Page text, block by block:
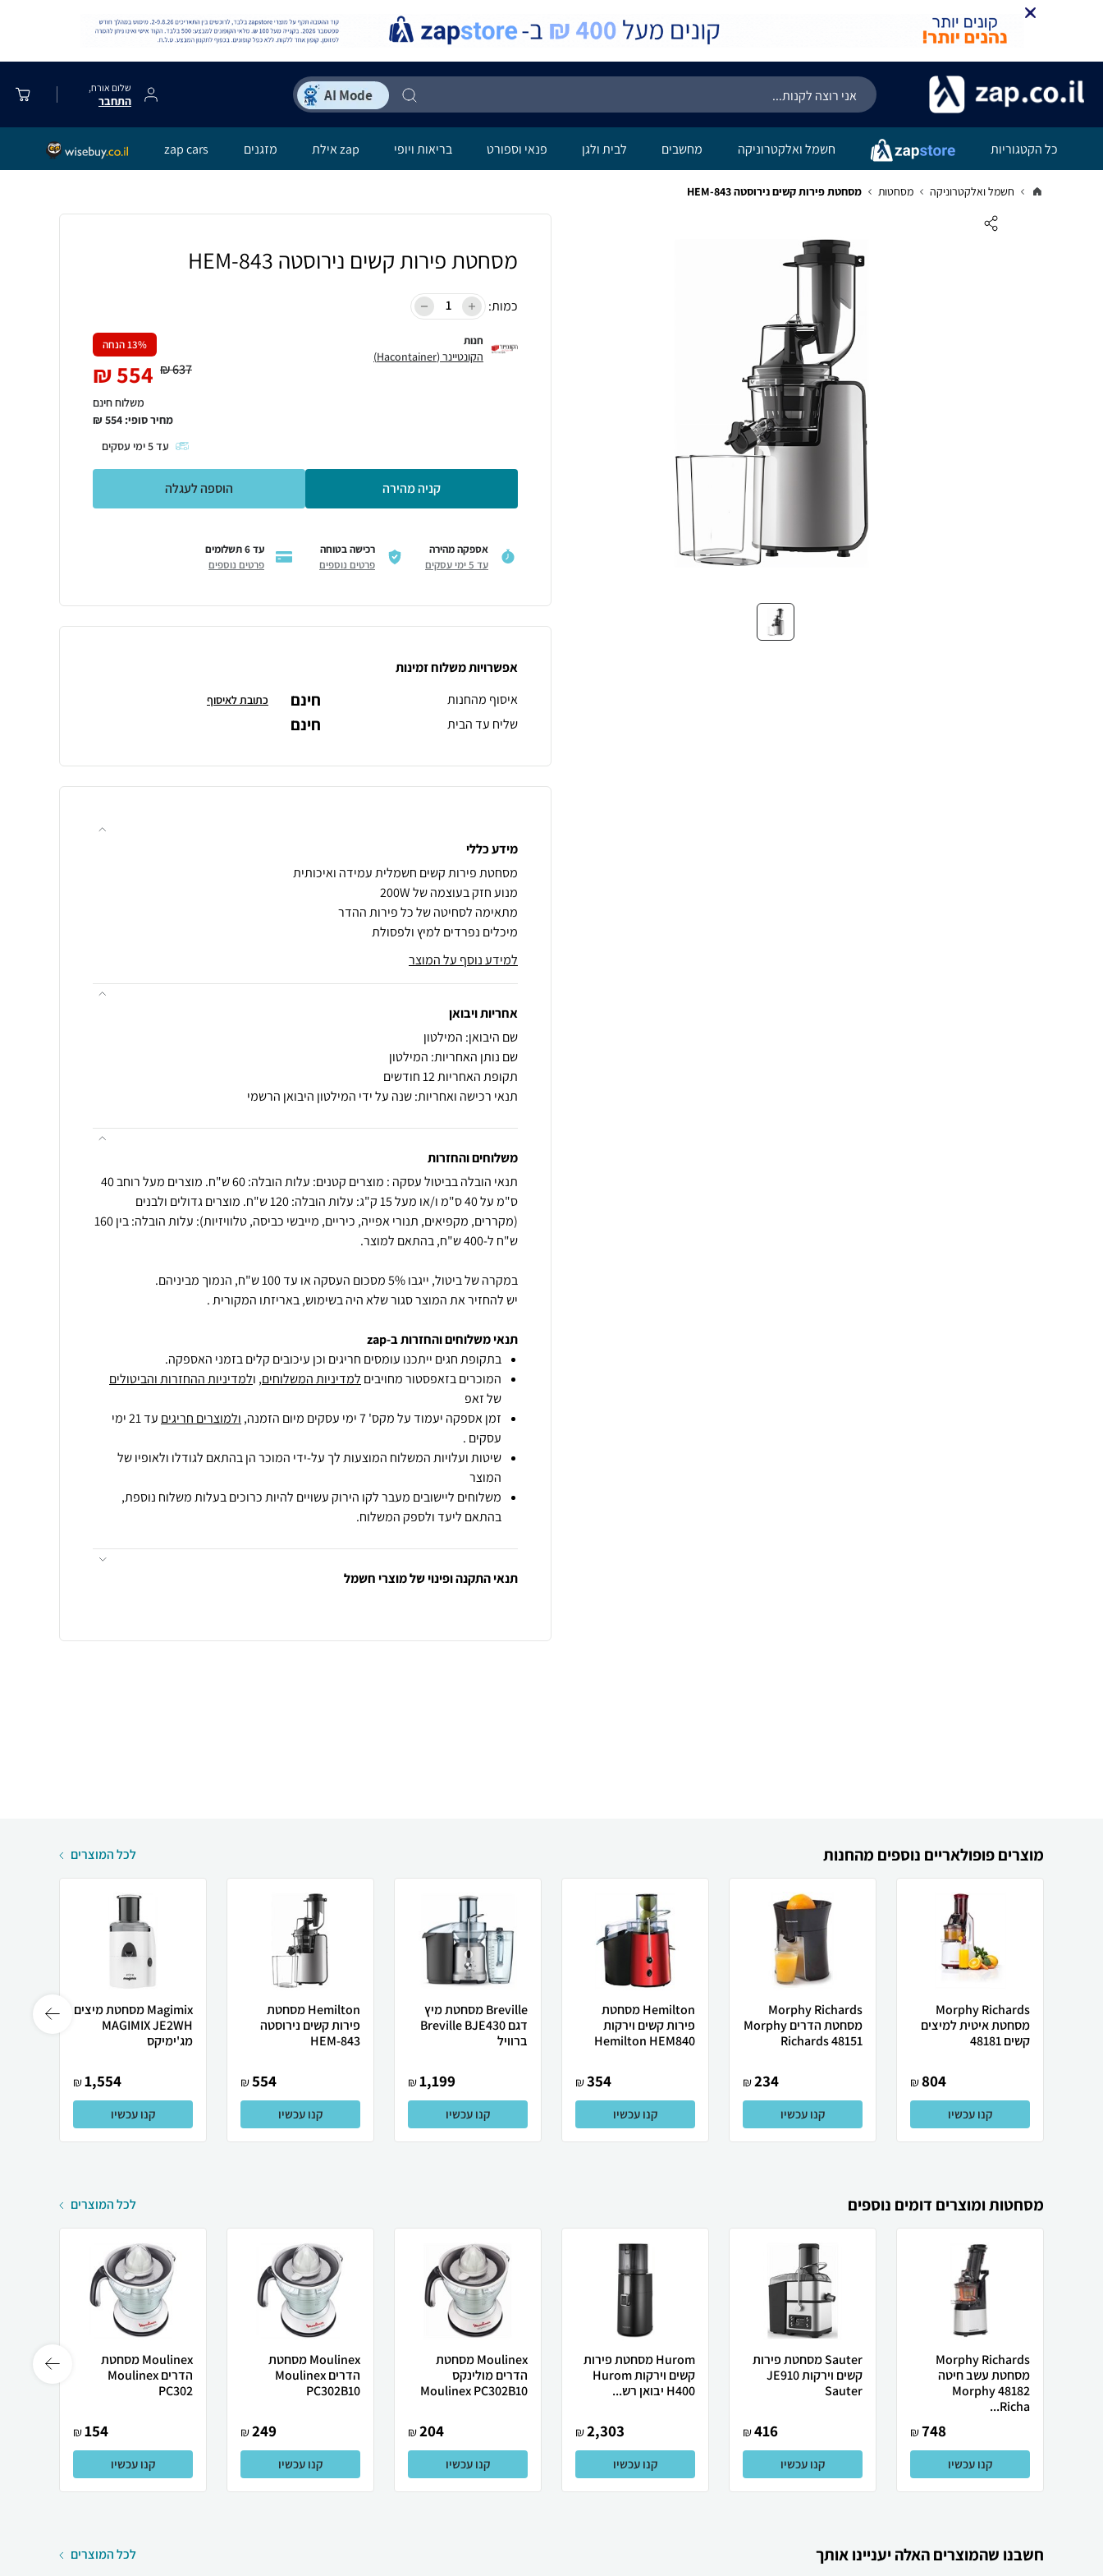
שלום אורח,
התחבר
כל הקטגוריות חשמל ואלקטרוניקה מחשבים לבית ולגן פנאי וספורט בריאות ויופי zap אילת מזגנים zap cars
חשמל ואלקטרוניקה מסחטות מסחטת פירות קשים נירוסטה HEM-843
מסחטת פירות קשים נירוסטה HEM-843
כמות:
חנות
הקונטיינר (Hacontainer)
13% הנחה
637
₪
554
₪
משלוח חינם
מחיר סופי: 554
₪
עד5ימי עסקים
קניה מהירה הוספה לעגלה
אספקה מהירה
עד 5 ימי עסקים
רכישה בטוחה
פרטים נוספים
עד 6 תשלומים
פרטים נוספים
אפשרויות משלוח זמינות
איסוף מהחנות
חינם כתובת לאיסוף
שליח עד הבית חינם
מידע כללי
מיכלים נפרדים למיץ ולפסולת
למידע נוסף על המוצר
אחריות ויבואן
שם היבואן: המילטון
שם נותן האחריות: המילטון
תקופת האחריות 12 חודשים
תנאי רכישה ואחריות: שנה על ידי המילטון היבואן הרשמי
משלוחים והחזרות
תנאי הובלה בביטול עסקה : מוצרים קטנים: עלות הובלה: 60 ש"ח. מוצרים מעל רוחב 40
ס"מ על 40 ס"מ ו/או מעל 15 ק"ג: עלות הובלה: 120 ש"ח. מוצרים גדולים ולבנים
(מקררים, מקפיאים, תנורי אפייה, כיריים, מייבשי כביסה, טלוויזיות): עלות הובלה: בין 160
יש להחזיר את המוצר סגור שלא היה בשימוש, באריזתו המקורית .
תנאי משלוחים והחזרות ב-zap
בתקופת חגים ייתכנו עומסים חריגים וכן עיכובים קלים בזמני האספקה.
המוכרים בזאפסטור מחויבים למדיניות המשלוחים, ולמדיניות ההחזרות והביטולים
של זאפ
זמן אספקה יעמוד על מקס' 7 ימי עסקים מיום הזמנה,
ולמוצרים חריגים
עד 21 ימי
עסקים .
שיטות ועלויות המשלוח המוצעות לך על-ידי המוכר הן בהתאם לגודלו ולאופיו של
המוצר
משלוחים ליישובים מעבר לקו הירוק עשויים להיות כרוכים בעלות משלוח נוספת,
בהתאם ליעד ולספק המשלוח.
תנאי התקנה ופינוי של מוצרי חשמל
מוצרים פופולאריים נוספים מהחנות לכל המוצרים
Morphy Richards
מסחטת ‏איטית למיצים
קשים 48181
804
₪
קנו עכשיו
Morphy Richards
מסחטת הדרים Morphy
Richards 48151
234
₪
קנו עכשיו
Hemilton מסחטת
פירות קשים וירקות
Hemilton HEM840
354
₪
קנו עכשיו
Breville מסחטת מיץ
דגם Breville BJE430
ברוויל
1,199
₪
קנו עכשיו
Hemilton מסחטת
פירות קשים נירוסטה
HEM-843
554
₪
קנו עכשיו
Magimix מסחטת מיצים
MAGIMIX JE2WH
מג'ימיקס
1,554
₪
קנו עכשיו
מסחטות ומוצרים דומים נוספים לכל המוצרים
Morphy Richards
מסחטת ‏עשב חיטה
48182 Morphy
Richa...
748
₪
קנו עכשיו
Sauter מסחטת ‏פירות
קשים וירקות JE910
Sauter
416
₪
קנו עכשיו
Hurom מסחטת ‏פירות
קשים וירקות Hurom
H400 יבואן רש...
2,303
₪
קנו עכשיו
Moulinex מסחטת
‏הדרים מולינקס
Moulinex PC302B10
204
₪
קנו עכשיו
Moulinex מסחטת
‏הדרים Moulinex
PC302B10
249
₪
קנו עכשיו
Moulinex מסחטת
‏הדרים Moulinex
PC302
154
₪
קנו עכשיו
חשבנו שהמוצרים האלה יעניינו אותך לכל המוצרים